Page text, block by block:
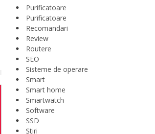
Purificatoare
Purificatoare
Recomandari
Review
Routere
SEO
Sisteme de operare
Smart
Smart home
Smartwatch
Software
SSD
Stiri